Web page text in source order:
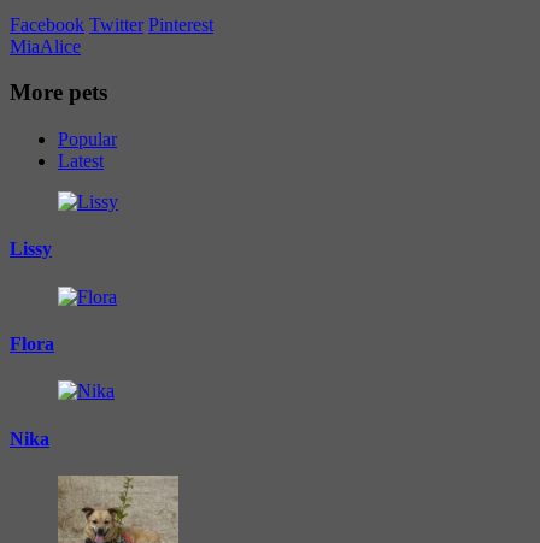
Facebook Twitter Pinterest
MiaAlice
More pets
Popular
Latest
Lissy
Flora
Nika